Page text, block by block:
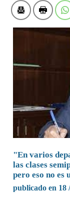
"En varios
las clases
pero eso no
publicado en 18